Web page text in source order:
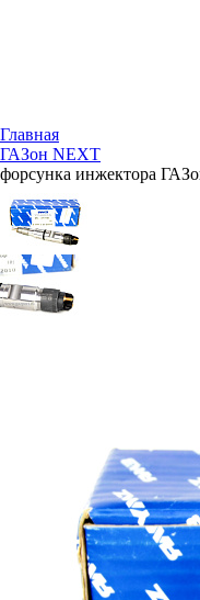
Главная
ГАЗон NEXT
форсунка инжектора